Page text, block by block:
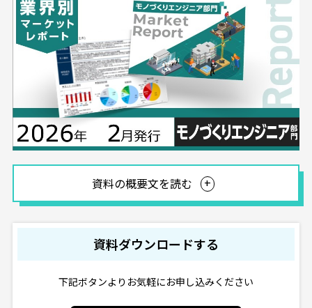
資料の概要文を読む
資料ダウンロードする
下記ボタンよりお気軽にお申し込みください